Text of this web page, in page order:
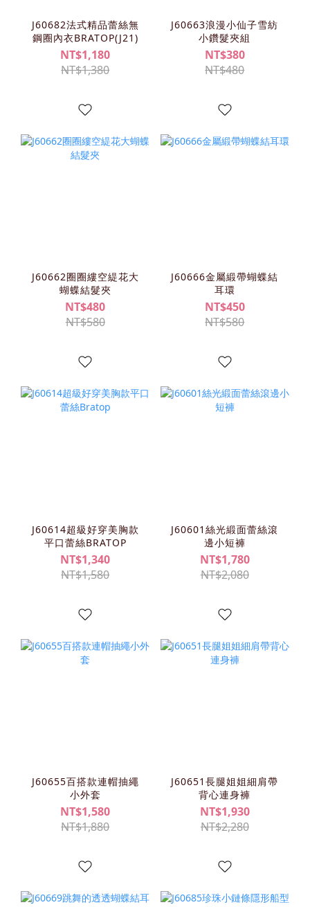
J60682法式精品蕾絲無
鋼圈內衣BRATOP(J21)
NT$1,180
NT$1,380
J60663浪漫小仙子雪紡
小鑽髮夾組
NT$380
NT$480
J60662圈圈縷空緹花大
蝴蝶結髮夾
NT$480
NT$580
J60666金屬緞帶蝴蝶結
耳環
NT$450
NT$580
J60614超級好穿美胸款
平口蕾絲BRATOP
NT$1,340
NT$1,580
J60601絲光緞面蕾絲滾
邊小短褲
NT$1,780
NT$2,080
J60655百搭款連帽抽繩
小外套
NT$1,580
NT$1,880
J60651長腿姐姐細肩帶
背心連身褲
NT$1,930
NT$2,280